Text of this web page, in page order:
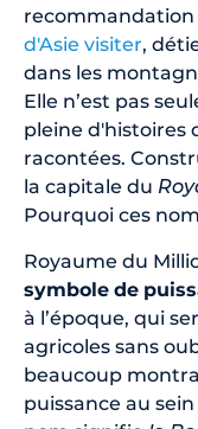
recommandation
d'Asie visiter,
dans les
Elle n’est pas
pleine d'histoires
racontées.
la capitale du
Pourquoi ces
Royaume du
symbole de
à l’époque, qui
agricoles sans
beaucoup
puissance au